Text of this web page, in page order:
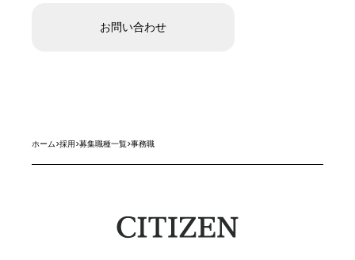
お問い合わせ
ホーム>採用>募集職種一覧>事務職